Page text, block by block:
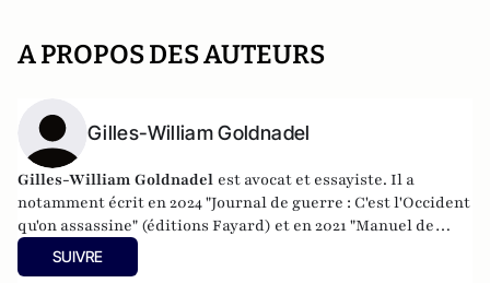
A PROPOS DES AUTEURS
Gilles-William Goldnadel
Gilles-William Goldnadel est avocat et essayiste. Il a
notamment écrit en 2024 "Journal de guerre : C'est l'Occident
qu'on assassine" (éditions Fayard) et en 2021 "Manuel de
résistance au fascisme d'extrême-gauche" (Les Nouvelles
éditions de Passy).
SUIVRE